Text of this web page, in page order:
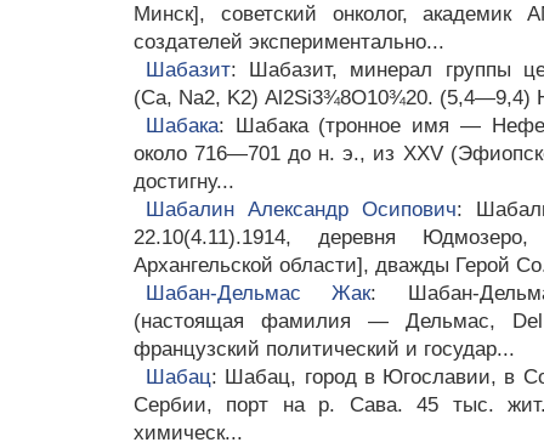
Минск], советский онколог,
создателей экспериментально...
Шабазит: Шабазит, минерал группы
(Ca, Na2, K2) Al2Si3¾8O10¾20. (5,4—9,4)
Шабака: Шабака (тронное имя —
около 716—701 до н. э., из XXV
достигну...
Шабалин Александр Осипович:
22.10(4.11).1914, деревня
Архангельской области], дважды Герой
Шабан-Дельмас Жак: Шабан-
(настоящая фамилия — Дельмас,
французский политический и государ...
Шабац: Шабац, город в Югославии, в
Сербии, порт на р. Сава. 45 тыс. жит.
химическ...